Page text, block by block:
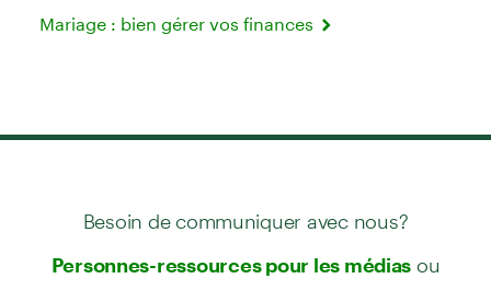
Mariage : bien gérer vos finances
Besoin de communiquer avec nous?
Personnes-ressources pour les médias ou